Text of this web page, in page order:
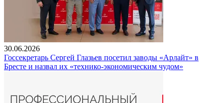
30.06.2026
Госсекретарь Сергей Глазьев посетил заводы «Арлайт» в
Бресте и назвал их «технико-экономическим чудом»